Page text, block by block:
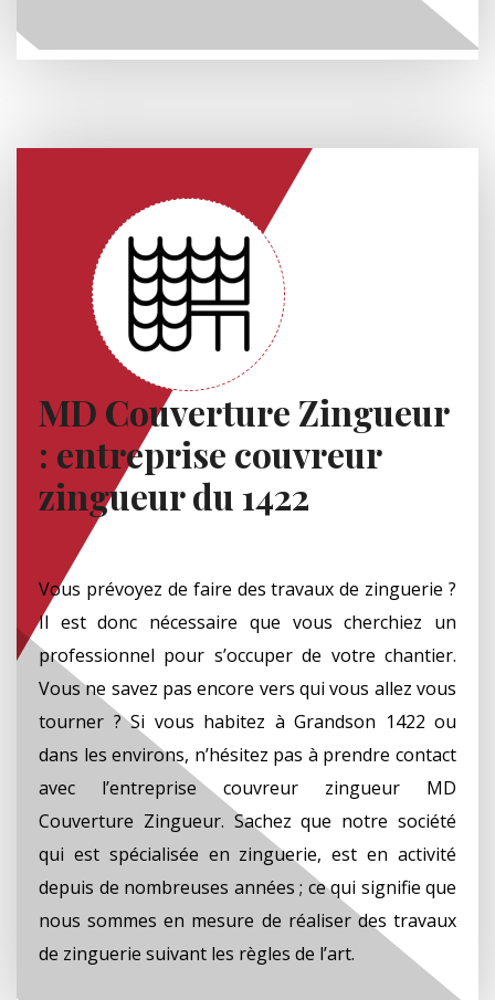
MD Couverture Zingueur
: entreprise couvreur
zingueur du 1422
Vous prévoyez de faire des travaux de zinguerie ?
Il est donc nécessaire que vous cherchiez un
professionnel pour s’occuper de votre chantier.
Vous ne savez pas encore vers qui vous allez vous
tourner ? Si vous habitez à Grandson 1422 ou
dans les environs, n’hésitez pas à prendre contact
avec l’entreprise couvreur zingueur MD
Couverture Zingueur. Sachez que notre société
qui est spécialisée en zinguerie, est en activité
depuis de nombreuses années ; ce qui signifie que
nous sommes en mesure de réaliser des travaux
de zinguerie suivant les règles de l’art.